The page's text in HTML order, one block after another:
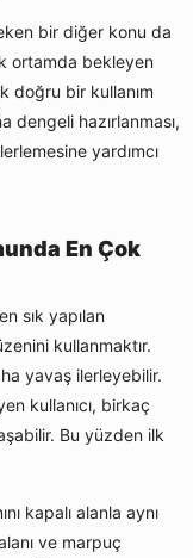
bir diğer konu da
ortamda bekleyen
doğru bir kullanım
dengeli hazırlanması,
yardımcı
En Çok
sık yapılan
kullanmaktır.
yavaş ilerleyebilir.
kullanıcı, birkaç
Bu yüzden ilk
kapalı alanla aynı
ve marpuç